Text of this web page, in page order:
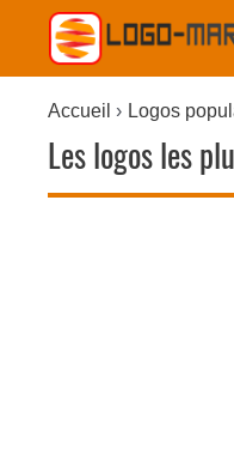
Accueil Logos
Les logos les